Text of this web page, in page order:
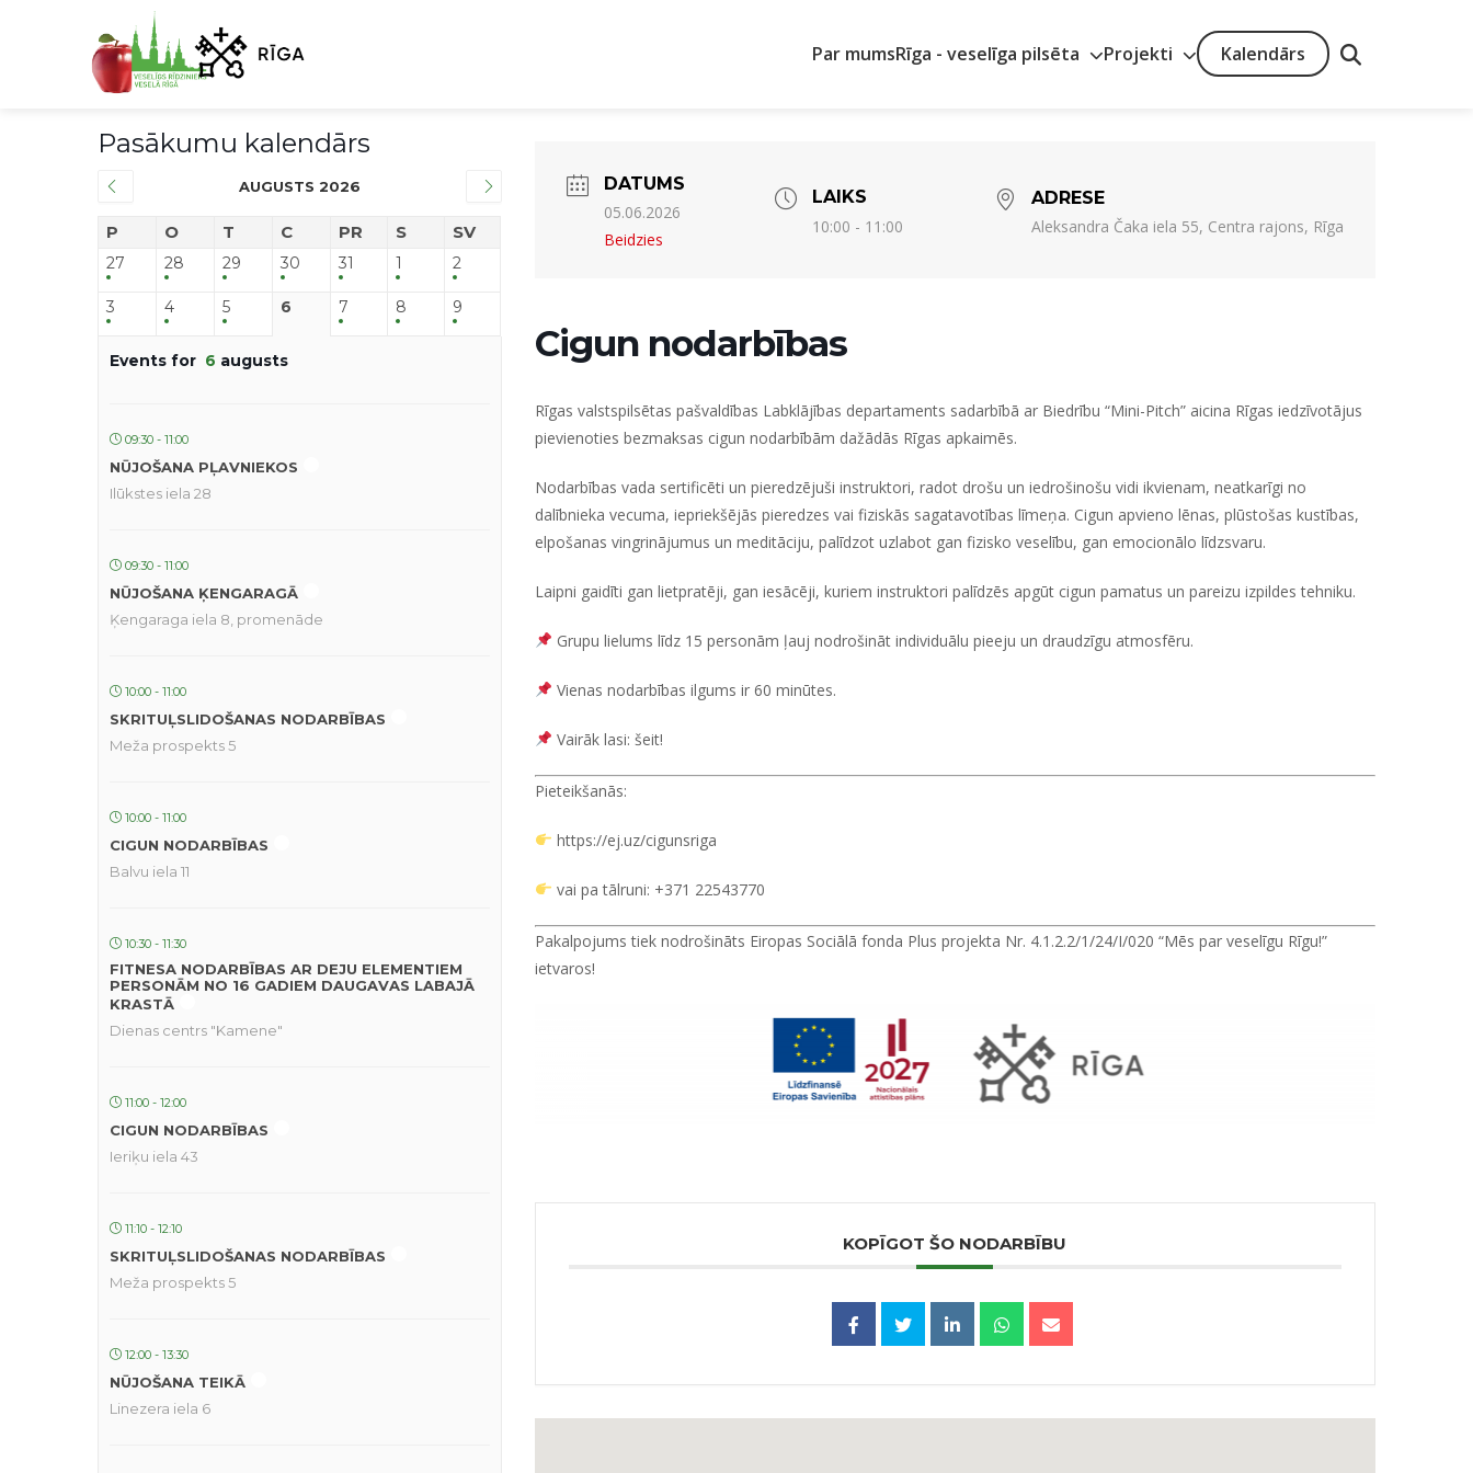
Par mumsRīga - veselīga pilsēta Projekti Kalendārs
Pasākumu kalendārs
AUGUSTS 2026
P O T C PR S SV
27 28 29 30 31 1 2
3 4 5 6 7 8 9
Events for 6 augusts
09:30 - 11:00
NŪJOŠANA PĻAVNIEKOS
Ilūkstes iela 28
09:30 - 11:00
NŪJOŠANA ĶENGARAGĀ
Ķengaraga iela 8, promenāde
10:00 - 11:00
SKRITUĻSLIDOŠANAS NODARBĪBAS
Meža prospekts 5
10:00 - 11:00
CIGUN NODARBĪBAS
Balvu iela 11
10:30 - 11:30
FITNESA NODARBĪBAS AR DEJU ELEMENTIEM
PERSONĀM NO 16 GADIEM DAUGAVAS LABAJĀ
KRASTĀ
Dienas centrs "Kamene"
11:00 - 12:00
CIGUN NODARBĪBAS
Ieriķu iela 43
11:10 - 12:10
SKRITUĻSLIDOŠANAS NODARBĪBAS
Meža prospekts 5
12:00 - 13:30
NŪJOŠANA TEIKĀ
Linezera iela 6
DATUMS
05.06.2026
Beidzies
LAIKS
10:00 - 11:00
ADRESE
Aleksandra Čaka iela 55, Centra rajons, Rīga
Cigun nodarbības
Rīgas valstspilsētas pašvaldības Labklājības departaments sadarbībā ar Biedrību “Mini-Pitch” aicina Rīgas iedzīvotājus
pievienoties bezmaksas cigun nodarbībām dažādās Rīgas apkaimēs.
Nodarbības vada sertificēti un pieredzējuši instruktori, radot drošu un iedrošinošu vidi ikvienam, neatkarīgi no
dalībnieka vecuma, iepriekšējās pieredzes vai fiziskās sagatavotības līmeņa. Cigun apvieno lēnas, plūstošas kustības,
elpošanas vingrinājumus un meditāciju, palīdzot uzlabot gan fizisko veselību, gan emocionālo līdzsvaru.
Laipni gaidīti gan lietpratēji, gan iesācēji, kuriem instruktori palīdzēs apgūt cigun pamatus un pareizu izpildes tehniku.
Grupu lielums līdz 15 personām ļauj nodrošināt individuālu pieeju un draudzīgu atmosfēru.
Vienas nodarbības ilgums ir 60 minūtes.
Vairāk lasi: šeit!
Pieteikšanās:
https://ej.uz/cigunsriga
vai pa tālruni: +371 22543770
Pakalpojums tiek nodrošināts Eiropas Sociālā fonda Plus projekta Nr. 4.1.2.2/1/24/I/020 “Mēs par veselīgu Rīgu!”
ietvaros!
KOPĪGOT ŠO NODARBĪBU